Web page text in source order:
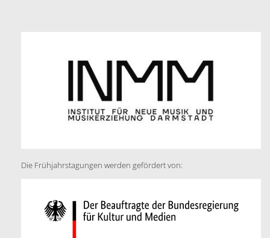
Die Frühjahrstagungen werden gefördert von: